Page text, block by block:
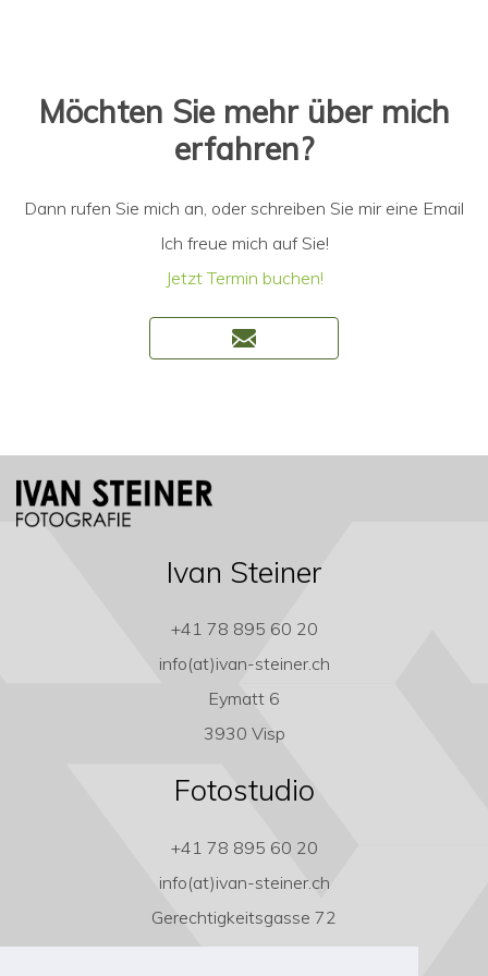
Möchten Sie mehr über mich
erfahren?
Dann rufen Sie mich an, oder schreiben Sie mir eine Email
Ich freue mich auf Sie!
Jetzt Termin buchen!
Ivan Steiner
+41 78 895 60 20
info(at)ivan-steiner.ch
Eymatt 6
3930 Visp
Fotostudio
+41 78 895 60 20
info(at)ivan-steiner.ch
Gerechtigkeitsgasse 72
3011 Bern